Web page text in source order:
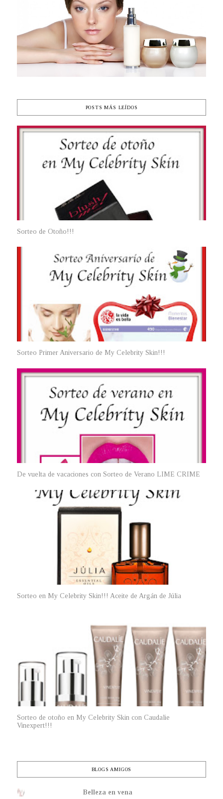
POSTS MÁS LEÍDOS
Sorteo de Otoño!!!
Sorteo Primer Aniversario de My Celebrity Skin!!!
De vuelta de vacaciones con Sorteo de Verano LIME CRIME
Sorteo en My Celebrity Skin!!! Aceite de Argán de Júlia
Sorteo de otoño en My Celebrity Skin con Caudalie
Vinexpert!!!
BLOGS AMIGOS
Belleza en vena